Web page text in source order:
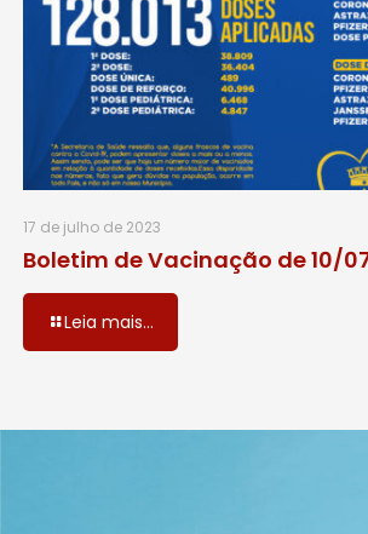
17 de julho de 2023
Boletim de Vacinação de 10/
Leia mais...